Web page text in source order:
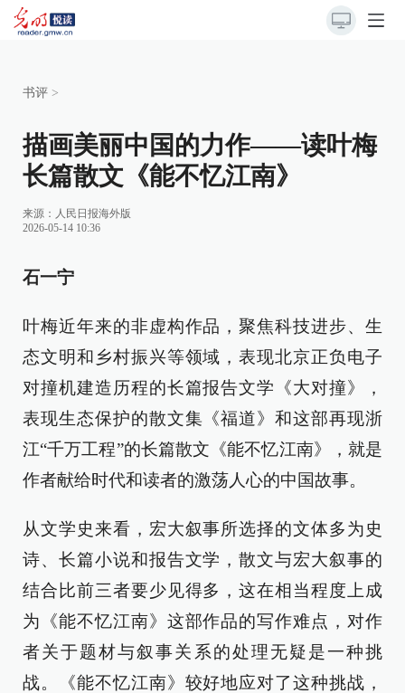
书评 >
描画美丽中国的力作——读叶梅
长篇散文《能不忆江南》
来源： 人民日报海外版
2026-05-14 10:36
石一宁
叶梅近年来的非虚构作品，聚焦科技进步、生
态文明和乡村振兴等领域，表现北京正负电子
对撞机建造历程的长篇报告文学《大对撞》，
表现生态保护的散文集《福道》和这部再现浙
江“千万工程”的长篇散文《能不忆江南》，就是
作者献给时代和读者的激荡人心的中国故事。
从文学史来看，宏大叙事所选择的文体多为史
诗、长篇小说和报告文学，散文与宏大叙事的
结合比前三者要少见得多，这在相当程度上成
为《能不忆江南》这部作品的写作难点，对作
者关于题材与叙事关系的处理无疑是一种挑
战。《能不忆江南》较好地应对了这种挑战，